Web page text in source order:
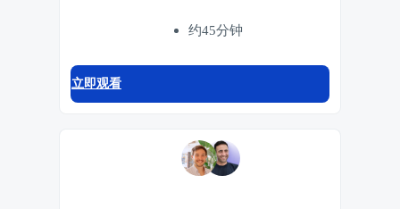
约45分钟
立即观看